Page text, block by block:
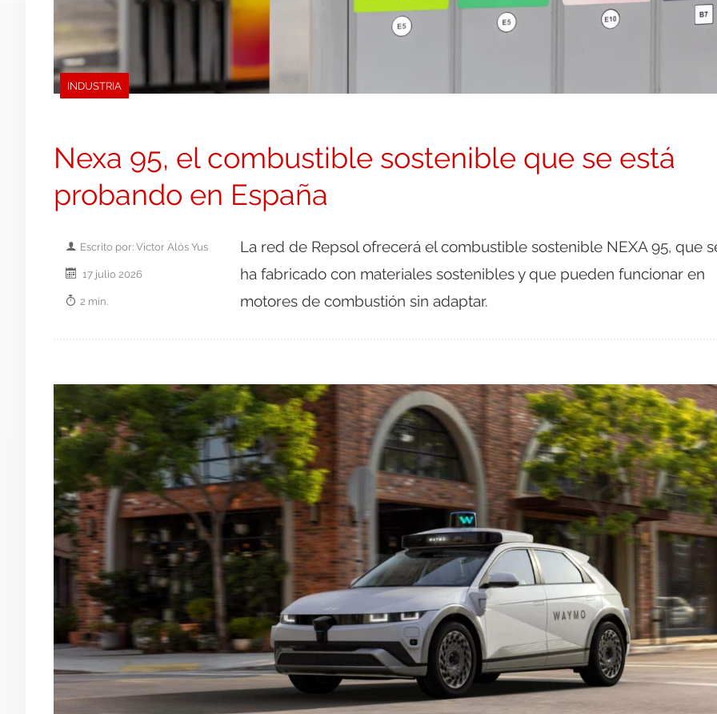
INDUSTRIA
Nexa 95, el combustible sostenible que se está
probando en España
Escrito por: Victor Alós Yus
17 julio 2026
2 min.
La red de Repsol ofrecerá el combustible sostenible NEXA 95, que
ha fabricado con materiales sostenibles y que pueden funcionar en
motores de combustión sin adaptar.